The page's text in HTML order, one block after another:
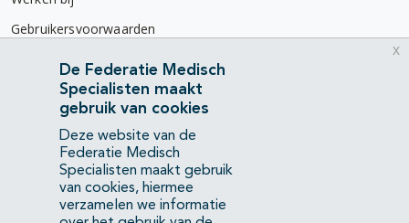
Gebruikersvoorwaarden
Privacyverklaring
Contact
Mercatorlaan 1200
3528 BL Utrecht
(088) 505 34 34
De Federatie Medisch
Specialisten maakt
gebruik van cookies
Deze website van de
Federatie Medisch
Specialisten maakt gebruik
van cookies, hiermee
verzamelen we informatie
x